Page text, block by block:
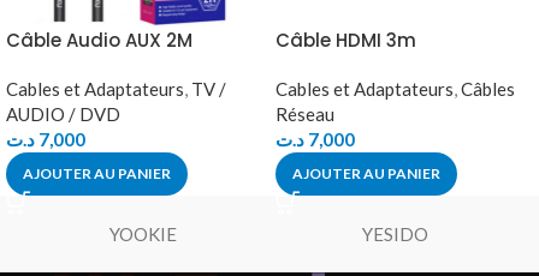
Câble Audio AUX 2M
Cables et Adaptateurs, TV /
AUDIO / DVD
7,000 د.ت
AJOUTER AU PANIER
Câble HDMI 3m
Cables et Adaptateurs,Câbles
Réseau
7,000 د.ت
AJOUTER AU PANIER
YOOKIE YESIDO